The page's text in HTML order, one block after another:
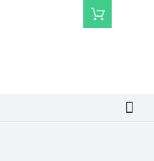
Nákupní
košík